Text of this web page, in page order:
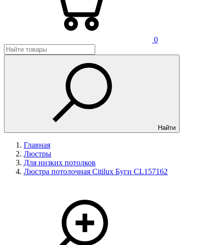
0
Найти
Главная
Люстры
Для низких потолков
Люстра потолочная Сitilux Буги CL157162